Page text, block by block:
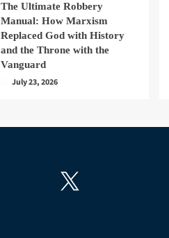
The Ultimate Robbery
Manual: How Marxism
Replaced God with History
and the Throne with the
Vanguard
July 23, 2026
X